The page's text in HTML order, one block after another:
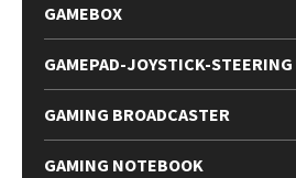
GAMEBOX
GAMEPAD-JOYSTICK-STEERING
GAMING BROADCASTER
GAMING NOTEBOOK